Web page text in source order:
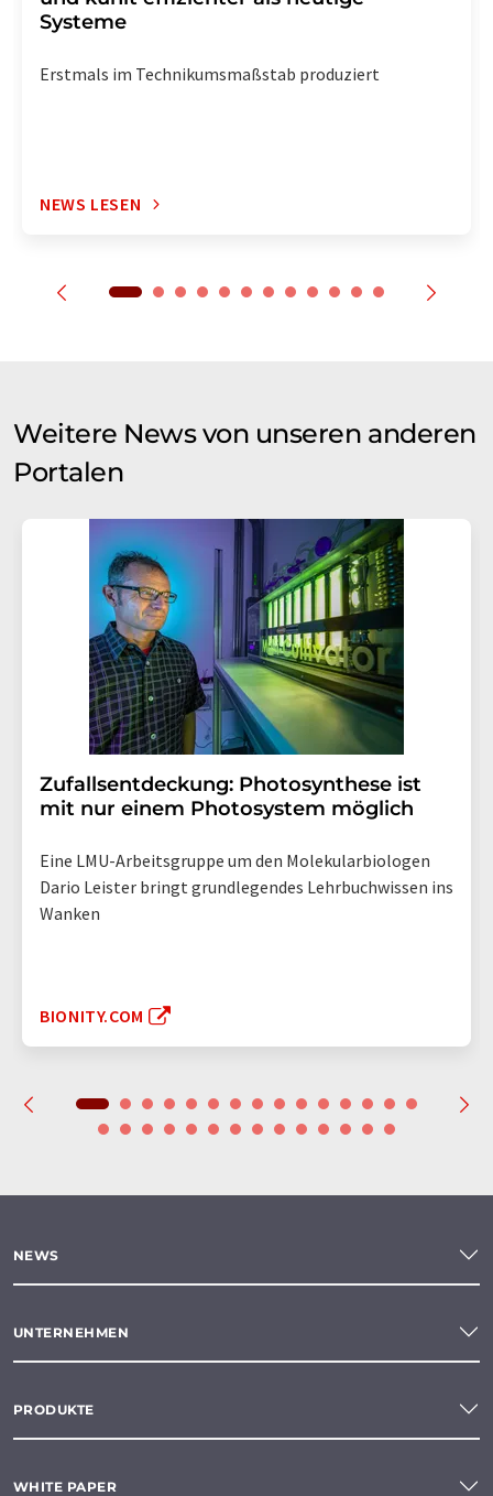
Systeme
Erstmals im Technikumsmaßstab produziert
NEWS LESEN
Weitere News von unseren anderen
Portalen
Zufallsentdeckung: Photosynthese ist
mit nur einem Photosystem möglich
Eine LMU-Arbeitsgruppe um den Molekularbiologen
Dario Leister bringt grundlegendes Lehrbuchwissen ins
Wanken
BIONITY.COM
NEWS
UNTERNEHMEN
PRODUKTE
WHITE PAPER